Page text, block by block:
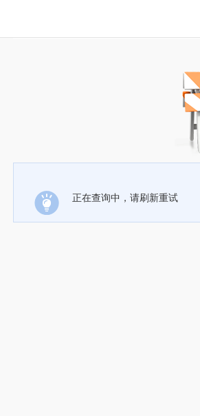
正在查询中，请刷新重试